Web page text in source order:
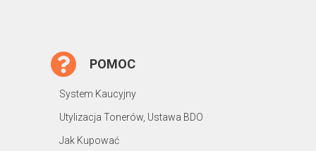
POMOC
System Kaucyjny
Utylizacja Tonerów, Ustawa BDO
Jak Kupować